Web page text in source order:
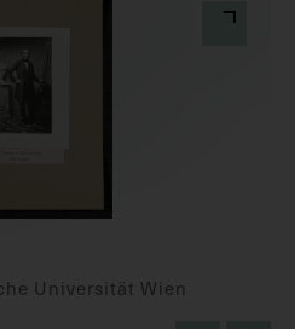
Universität Wien